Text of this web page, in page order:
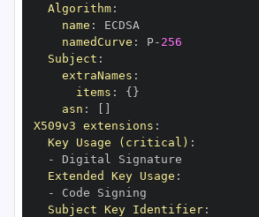
Algorithm:
name :
namedCurve : P- 256
Subject :
extraNames :
items : { }
asn :
X509v3 extensions :
Key Usage (critical) :
-
Extended Key Usage :
-
Subject Key Identifier: